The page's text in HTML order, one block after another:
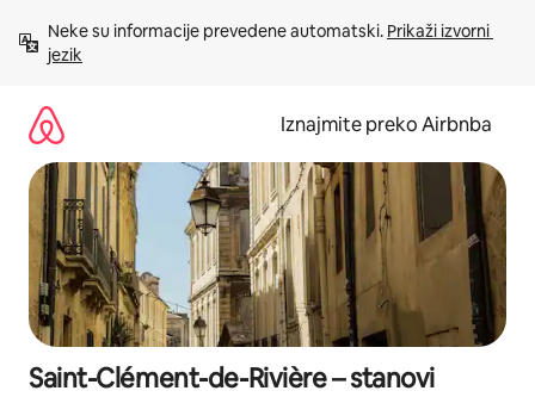
sadržaj
Neke su informacije prevedene automatski. Prikaži izvorni
jezik
Iznajmite preko Airbnba
Saint-Clément-de-Rivière – stanovi